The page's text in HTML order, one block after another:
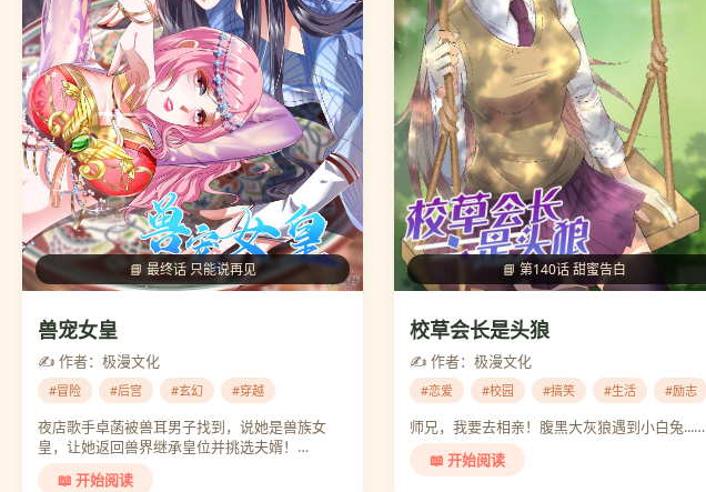
📘 最终话 只能说再见
兽宠女皇
✍️ 作者：极漫文化
#冒险 #后宫 #玄幻 #穿越
夜店歌手卓菡被兽耳男子找到，说她是兽族女
皇，让她返回兽界继承皇位并挑选夫婿！…
📖 开始阅读
📘 第140话 甜蜜告白
校草会长是头狼
✍️ 作者：极漫文化
#恋爱 #校园 #搞笑 #生活 #励志
师兄，我要去相亲！腹黑大灰狼遇到小白兔...…
📖 开始阅读